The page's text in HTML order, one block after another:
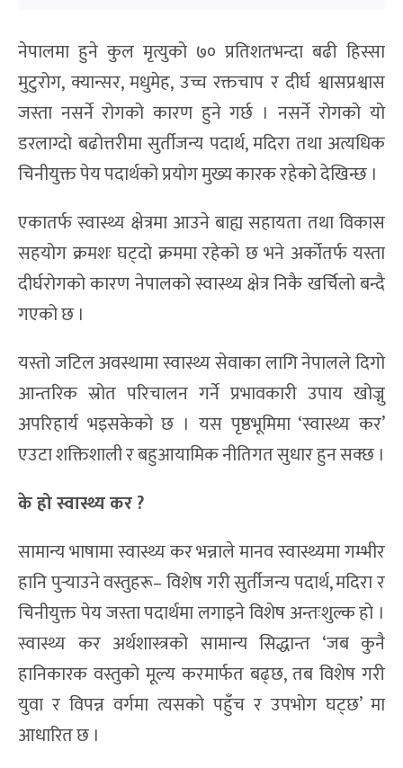
नेपालमा हुने कुल मृत्युको ७० प्रतिशतभन्दा बढी हिस्सा
मुटुरोग, क्यान्सर, मधुमेह, उच्च रक्तचाप र दीर्घ श्वासप्रश्वास
जस्ता नसर्ने रोगको कारण हुने गर्छ । नसर्ने रोगको यो
डरलाग्दो बढोत्तरीमा सुर्तीजन्य पदार्थ, मदिरा तथा अत्यधिक
चिनीयुक्त पेय पदार्थको प्रयोग मुख्य कारक रहेको देखिन्छ ।
एकातर्फ स्वास्थ्य क्षेत्रमा आउने बाह्य सहायता तथा विकास
सहयोग क्रमशः घट्दो क्रममा रहेको छ भने अर्कोतर्फ यस्ता
दीर्घरोगको कारण नेपालको स्वास्थ्य क्षेत्र निकै खर्चिलो बन्दै
गएको छ ।
यस्तो जटिल अवस्थामा स्वास्थ्य सेवाका लागि नेपालले दिगो
आन्तरिक स्रोत परिचालन गर्ने प्रभावकारी उपाय खोज्नु
अपरिहार्य भइसकेको छ । यस पृष्ठभूमिमा ‘स्वास्थ्य कर’
एउटा शक्तिशाली र बहुआयामिक नीतिगत सुधार हुन सक्छ ।
के हो स्वास्थ्य कर ?
सामान्य भाषामा स्वास्थ्य कर भन्नाले मानव स्वास्थ्यमा गम्भीर
हानि पुर्‍याउने वस्तुहरू– विशेष गरी सुर्तीजन्य पदार्थ, मदिरा र
चिनीयुक्त पेय जस्ता पदार्थमा लगाइने विशेष अन्तःशुल्क हो ।
स्वास्थ्य कर अर्थशास्त्रको सामान्य सिद्धान्त ‘जब कुनै
हानिकारक वस्तुको मूल्य करमार्फत बढ्छ, तब विशेष गरी
युवा र विपन्न वर्गमा त्यसको पहुँच र उपभोग घट्छ’ मा
आधारित छ ।